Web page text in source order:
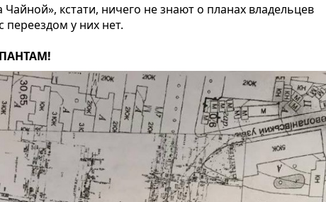
кстати, ничего не знают о планах владельцев
переездом у них нет.